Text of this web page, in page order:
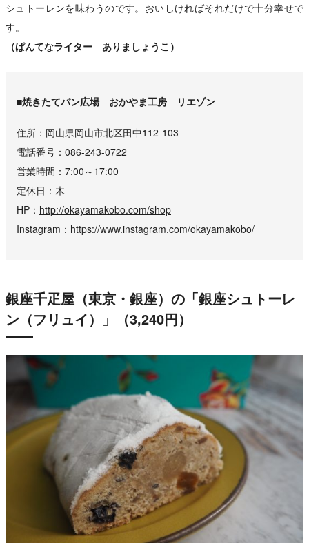
シュトーレンを味わうのです。おいしければそれだけで十分幸せで
す。
（ぱんてなライター ありましょうこ）
■焼きたてパン広場 おかやま工房 リエゾン
住所
岡山県岡山市北区田中112-103
電話番号
086-243-0722
営業時間
7:00～17:00
定休日
木
HP
http://okayamakobo.com/shop
Instagram
https://www.instagram.com/okayamakobo/
銀座千疋屋（東京・銀座）の「銀座シュトーレ
ン（フリュイ）」（3,240円）